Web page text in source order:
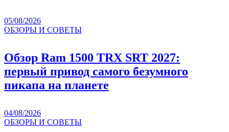
05/08/2026
ОБЗОРЫ И СОВЕТЫ
Обзор Ram 1500 TRX SRT 2027:
первый привод самого безумного
пикапа на планете
04/08/2026
ОБЗОРЫ И СОВЕТЫ